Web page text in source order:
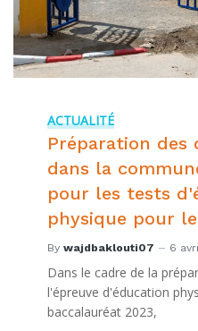
ACTUALITÉ
Préparation des
dans la
pour les tests
physique pour
By wajdbaklouti07 6
Dans le cadre de la
l'épreuve d'éducation
baccalauréat 2023,